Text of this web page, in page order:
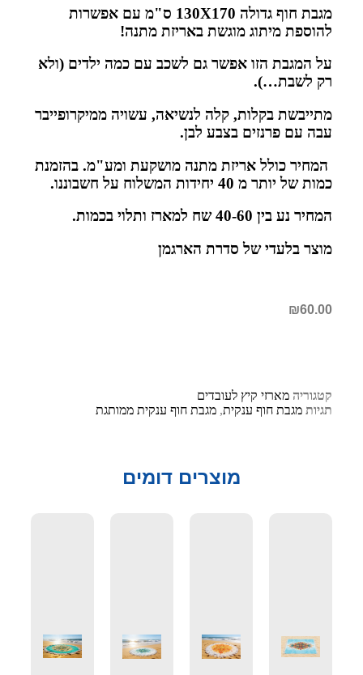
מגבת חוף גדולה 130X170 ס"מ עם אפשרות
להוספת מיתוג מוגשת באריזת מתנה!
על המגבת הזו אפשר גם לשכב עם כמה ילדים (ולא
רק לשבת…).
מתייבשת בקלות, קלה לנשיאה, עשויה ממיקרופייבר
עבה עם פרנזים בצבע לבן.
המחיר כולל אריזת מתנה מושקעת ומע"מ. בהזמנת
כמות של יותר מ 40 יחידות המשלוח על חשבוננו.
המחיר נע בין 40-60 שח למארז ותלוי בכמות.
מוצר בלעדי של סדרת הארגמן
₪60.00
קטגוריה מארזי קיץ לעובדים
תגיות מגבת חוף ענקית,מגבת חוף ענקית ממותגת
מוצרים דומים